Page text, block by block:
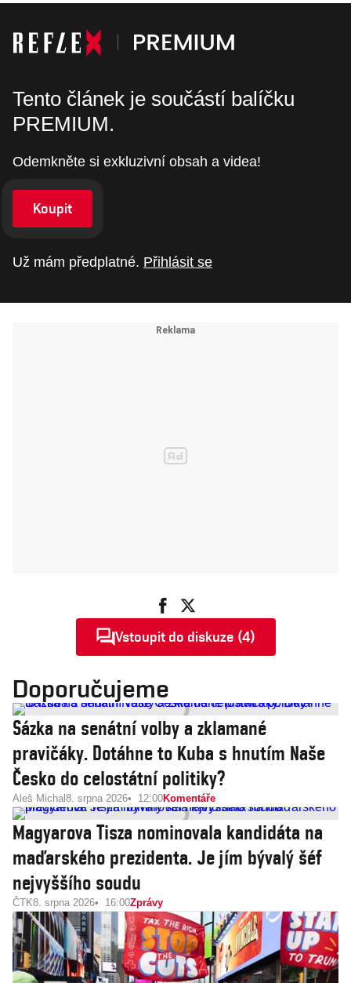
Tento článek je součástí balíčku
PREMIUM.
Odemkněte si exkluzivní obsah a videa!
Koupit
Už mám předplatné. Přihlásit se
Vstoupit do diskuze (4)
Doporučujeme
Sázka na senátní volby a zklamané
pravičáky. Dotáhne to Kuba s hnutím Naše
Česko do celostátní politiky?
Aleš Michal 8. srpna 2026 12:00Komentáře
Magyarova Tisza nominovala kandidáta na
maďarského prezidenta. Je jím bývalý šéf
nejvyššího soudu
ČTK8. srpna 2026 16:00Zprávy